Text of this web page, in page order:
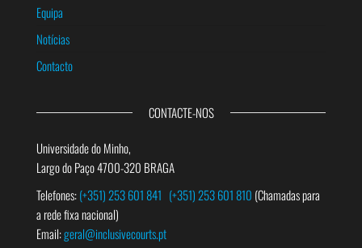
Equipa
Notícias
Contacto
CONTACTE-NOS
Universidade do Minho,
Largo do Paço 4700-320 BRAGA
Telefones:(+351) 253 601 841 (+351) 253 601 810 (Chamadas para
a rede fixa nacional)
Email:geral@inclusivecourts.pt